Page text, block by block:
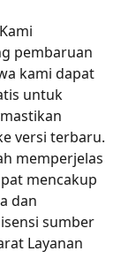
Kami
pembaruan
kami dapat
untuk
versi terbaru.
memperjelas
mencakup
dan
sumber
Layanan